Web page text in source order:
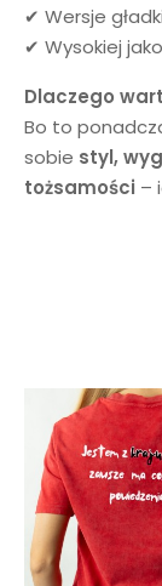
✔ Wersje
✔ Wysokiej
Dlaczego
Bo to
sobie styl,
tożsamości –